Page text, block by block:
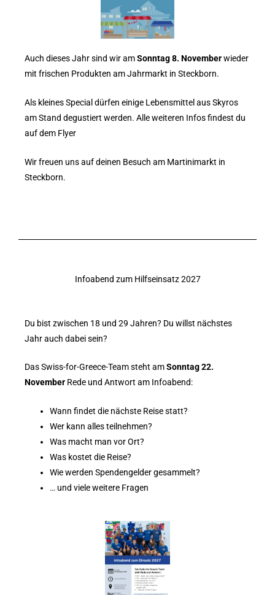
Auch dieses Jahr sind wir amSonntag 8. Novemberwieder
mit frischen Produkten am Jahrmarkt in Steckborn.
Als kleines Special dürfen einige Lebensmittel aus Skyros
am Stand degustiert werden. Alle weiteren Infos findest du
auf dem Flyer
Wir freuen uns auf deinen Besuch am Martinimarkt in
Steckborn.
Infoabend zum Hilfseinsatz 2027
Du bist zwischen 18 und 29 Jahren? Du willst nächstes
Jahr auch dabei sein?
Das Swiss-for-Greece-Team steht amSonntag 22.
November Rede und Antwort am Infoabend:
Wann findet die nächste Reise statt?
Wer kann alles teilnehmen?
Was macht man vor Ort?
Was kostet die Reise?
Wie werden Spendengelder gesammelt?
… und viele weitere Fragen